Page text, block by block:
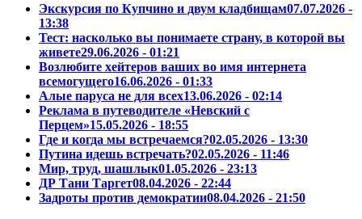
Экскурсия по Купчино и двум кладбищам07.07.2026 -
13:38
Тест: насколько вы понимаете страну, в которой вы
живете29.06.2026 - 01:21
Возлюбите хейтеров ваших во имя интернета
всемогущего16.06.2026 - 01:33
Алые паруса не для всех13.06.2026 - 02:14
Реклама в путеводителе «Невский с
Перцем»15.05.2026 - 18:55
Где и когда мы встречаемся?02.05.2026 - 13:30
Путина идешь встречать?02.05.2026 - 11:46
Мир, труд, шашлык01.05.2026 - 23:13
ДР Тани Таргет08.04.2026 - 22:44
Задроты против демократии08.04.2026 - 21:50